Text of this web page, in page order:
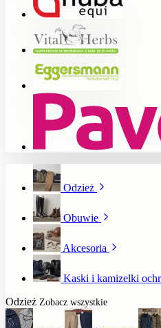
Odzież
Obuwie
Akcesoria
Kaski i kamizelki
Odzież Zobacz wszystkie